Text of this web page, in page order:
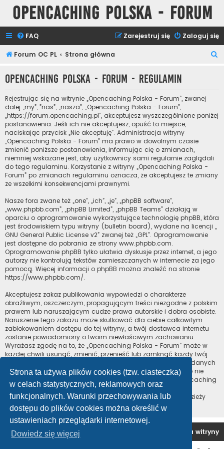
Strona ta używa plików cookies (tzw. ciasteczka)
w celach statystycznych, reklamowych oraz
funkcjonalnych. Warunki przechowywania lub
dostępu do plików cookies można określić w
ustawieniach przeglądarki internetowej.
Dowiedz się więcej
Opencaching Polska - Forum
FAQ Zaloguj się
Zarejestruj się
Forum OC PL Strona główna
k
Opencaching Polska - Forum - Regulamin
Rejestrując się na witrynie „Opencaching Polska - Forum”, zwanej
dalej „my”, ”nas”, „nasza”, „Opencaching Polska - Forum”,
„https://forum.opencaching.pl”, akceptujesz wyszczególnione poniżej
postanowienia. Jeśli ich nie akceptujesz, opuść to miejsce,
naciskając przycisk „Nie akceptuję”. Administracja witryny
„Opencaching Polska - Forum” ma prawo w dowolnym czasie
zmienić poniższe postanowienia, informując cię o zmianach,
niemniej wskazane jest, aby użytkownicy sami regularnie zaglądali
do tego regulaminu. Korzystanie z witryny „Opencaching Polska -
Forum” po zmianach regulaminu oznacza, że akceptujesz te zmiany
ze wszelkimi konsekwencjami prawnymi.
Nasze fora zwane też „one”, „ich”, „je”, „phpBB software”,
„www.phpbb.com”, „phpBB Limited”, „phpBB Teams” działają w
oparciu o oprogramowanie wykorzystujące technologię phpBB, która
jest środowiskiem typu witryny (bulletin board), wydane na licencji „
GNU General Public License v2” zwanej też „GPL”. Oprogramowanie
jest dostępne do pobrania ze strony www.phpbb.com.
Oprogramowanie phpBB tylko ułatwia dyskusje przez internet, a jego
autorzy nie kontrolują tekstów zamieszczanych w internecie za jego
pomocą. Więcej informacji o phpBB można znaleźć na stronie
https://www.phpbb.com/.
Akceptujesz zakaz publikowania wypowiedzi o charakterze
obraźliwym, oszczerczym, propagującym treści niezgodne z polskim
prawem lub naruszającym cudze prawa autorskie i dobra osobiste.
Naruszenie tego zakazu może skutkować dla ciebie całkowitym
zablokowaniem dostępu do tej witryny, a twój dostawca internetu
zostanie powiadomiony o twoim niewłaściwym zachowaniu.
Wyrażasz zgodę na to, że „Opencaching Polska - Forum” może w
każdej chwili usunąć, zmienić, przenieść lub zamknąć każdy twój
temat, post. Wyrażasz zgodę na zapisywanie wszystkich podanych
przez ciebie informacji w naszej bazie danych. Informacje te nie
będą przekazywane nikomu bez twojej zgody, ale ani „Opencaching
Polska - Forum”, ani phpBB nie ponosi odpowiedzialności za
włamania do witryny, podczas których może dojść do kradzieży
danych.
Forum OC PL Strona główna Usuń ciasteczka witryny